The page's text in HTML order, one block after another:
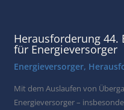
Herausforderung 44.
für Energieversorger
Energieversorger,
Mit dem Auslaufen von
Energieversorger –